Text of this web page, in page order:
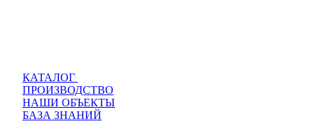
КАТАЛОГ
ПРОИЗВОДСТВО
НАШИ ОБЪЕКТЫ
БАЗА ЗНАНИЙ